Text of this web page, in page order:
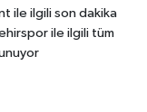
ile ilgili son dakika
ile ilgili tüm